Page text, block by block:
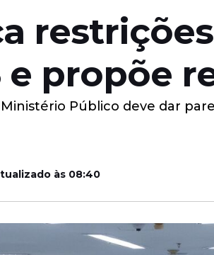
e propõe
Público deve dar
às 08:40